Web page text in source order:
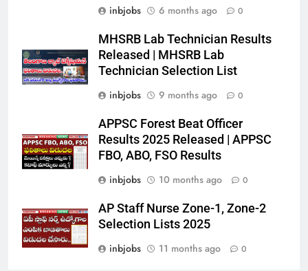
inbjobs
6 months ago 0
MHSRB Lab Technician Results
Released | MHSRB Lab
Technician Selection List
inbjobs
9 months ago 0
APPSC Forest Beat Officer
Results 2025 Released | APPSC
FBO, ABO, FSO Results
inbjobs
10 months ago 0
AP Staff Nurse Zone-1, Zone-2
Selection Lists 2025
inbjobs
11 months ago 0